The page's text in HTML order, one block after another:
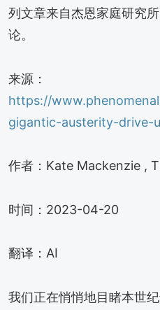
列文章来自杰恩家庭研究
论。
来源：
https://
gigantic-austerity-drive-
作者：Kate Mackenzie ,
时间：2023-04-20
翻译：AI
我们正在悄悄地目睹本世